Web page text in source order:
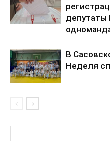
депутаты
В
Неделя